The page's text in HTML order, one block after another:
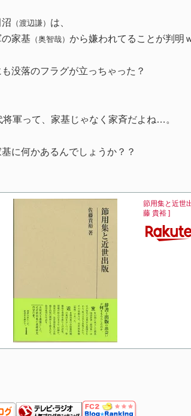
（渡辺謙） は、
家基 （奥智哉）から嫌われてることが判明
没落のフラグが立っちゃった？
将軍って、家基じゃなく家斉だよね…。
に何かあるんでしょうか？？
節用集と近世
藤 貴裕 ]